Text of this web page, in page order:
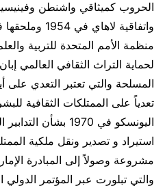
منظمة الأمم المتحدة للتربية
لحماية التراث الثقافي العالمي
المسلحة والتي تعتبر التعدي
تعدياً على الممتلكات الثقافية
اليونسكو في 1970
استيراد و تصدير ونقل ملكية
والتي تبلورت عبر المؤتمر الدولي